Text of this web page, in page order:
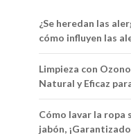
¿Se heredan las
cómo influyen las
Limpieza con
Natural y Eficaz
Cómo lavar la ropa
jabón,